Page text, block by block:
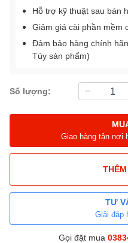
Hỗ trợ kỹ thuật sau bán
Giảm giá cài phần mềm
Đảm bảo hàng chính
Tùy sản phẩm)
Số lượng:
Giao hàng tận nơi
TƯ
Giải đáp
Gọi đặt mua